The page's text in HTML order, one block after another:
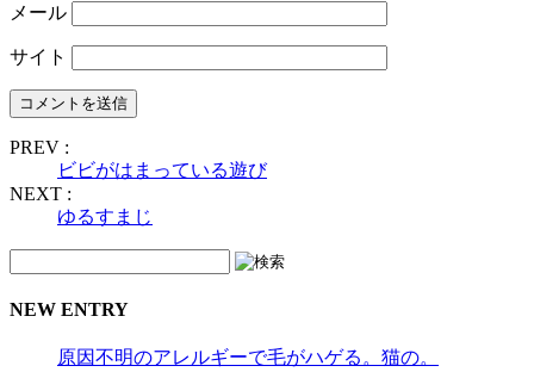
メール
サイト
PREV :
ビビがはまっている遊び
NEXT :
ゆるすまじ
NEW ENTRY
原因不明のアレルギーで毛がハゲる。猫の。